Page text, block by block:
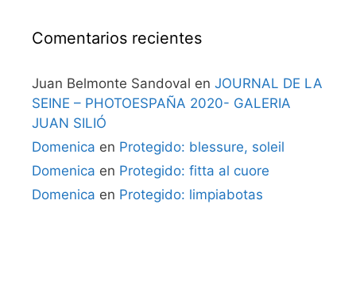
Comentarios recientes
Juan Belmonte Sandoval en JOURNAL DE LA
SEINE – PHOTOESPAÑA 2020- GALERIA
JUAN SILIÓ
Domenica en Protegido: blessure, soleil
Domenica en Protegido: fitta al cuore
Domenica en Protegido: limpiabotas